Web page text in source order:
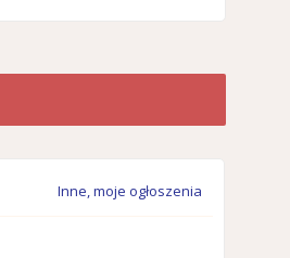
Inne, moje ogłoszenia